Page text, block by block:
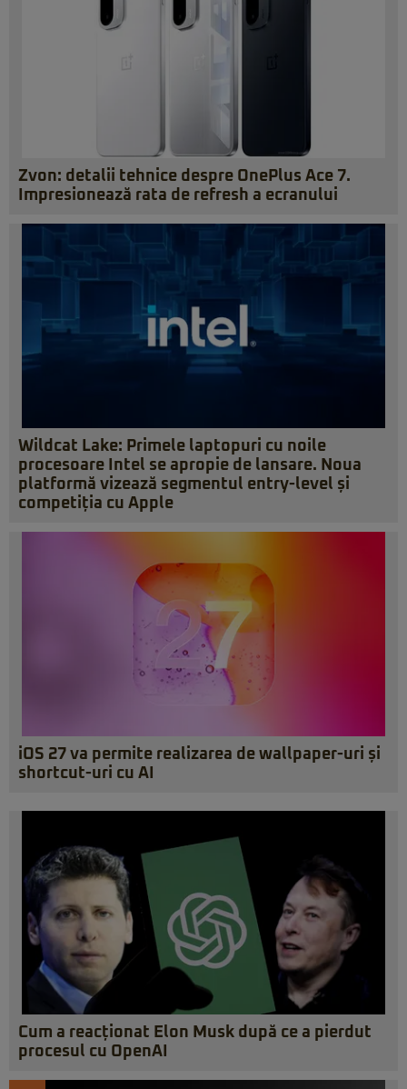
Zvon: detalii tehnice despre OnePlus Ace 7.
Impresionează rata de refresh a ecranului
Wildcat Lake: Primele laptopuri cu noile
procesoare Intel se apropie de lansare. Noua
platformă vizează segmentul entry-level și
competiția cu Apple
iOS 27 va permite realizarea de wallpaper-uri și
shortcut-uri cu AI
Cum a reacționat Elon Musk după ce a pierdut
procesul cu OpenAI